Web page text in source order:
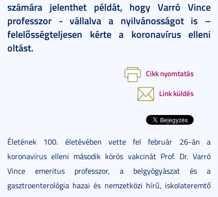
számára jelenthet példát, hogy Varró Vince
professzor - vállalva a nyilvánosságot is –
felelősségteljesen kérte a koronavírus elleni
oltást.
Cikk nyomtatás
Link küldés
Életének 100. életévében vette fel február 26-án a
koronavírus elleni második körös vakcinát Prof. Dr. Varró
Vince emeritus professzor, a belgyógyászat és a
gasztroenterológia hazai és nemzetközi hírű, iskolateremtő